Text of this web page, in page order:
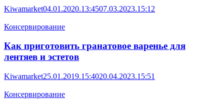
Kiwamarket04.01.2020.13:4507.03.2023.15:12
Консервирование
Как приготовить гранатовое варенье для
лентяев и эстетов
Kiwamarket25.01.2019.15:4020.04.2023.15:51
Консервирование